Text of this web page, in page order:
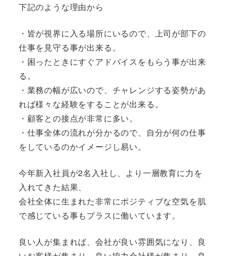
下記のような理由から
・皆が視界に入る場所にいるので、上司が部下の
仕事を見守る事が出来る。
・困ったときにすぐアドバイスをもらう事が出来
る。
・業務の幅が広いので、チャレンジする姿勢があ
れば様々な経験をすることが出来る。
・顧客との接点が非常に多い。
・仕事全体の流れが分かるので、自分が何の仕事
をしているのかイメージし易い。
今年新入社員が2名入社し、より一層教育に力を
入れてきた結果、
会社全体に生まれた非常にポジティブな空気を肌
で感じている事もプラスに働いています。
良い人が集まれば、会社が良い雰囲気になり、良